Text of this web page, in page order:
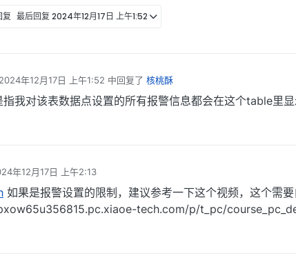
复 最后回复 2024年12月17日 上午1:52
2024年12月17日 上午1:52 中回复了 核桃酥
由 编辑
指我对该表数据点设置的所有报警信息都会在这个table里
年12月17日 上午2:13
辑
如果是报警设置的限制，建议参考一下这个视频，这个需
tech.com/p/t_pc/